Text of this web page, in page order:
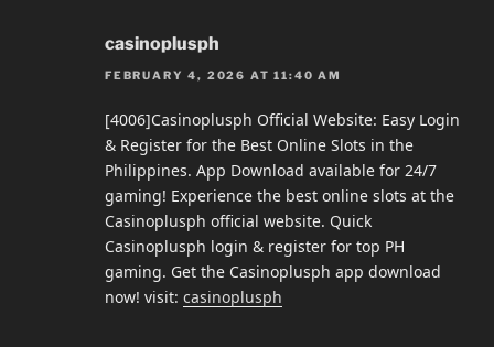
casinoplusph
FEBRUARY 4, 2026 AT 11:40 AM
[4006]Casinoplusph Official Website: Easy Login
& Register for the Best Online Slots in the
Philippines. App Download available for 24/7
gaming! Experience the best online slots at the
Casinoplusph official website. Quick
Casinoplusph login & register for top PH
gaming. Get the Casinoplusph app download
now! visit: casinoplusph